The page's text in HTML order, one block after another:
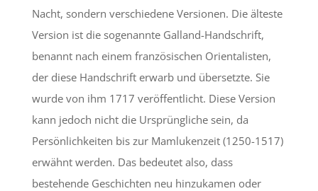
Nacht, sondern verschiedene Versionen. Die älteste
Version ist die sogenannte Galland-Handschrift,
benannt nach einem französischen Orientalisten,
der diese Handschrift erwarb und übersetzte. Sie
wurde von ihm 1717 veröffentlicht. Diese Version
kann jedoch nicht die Ursprüngliche sein, da
Persönlichkeiten bis zur Mamlukenzeit (1250-1517)
erwähnt werden. Das bedeutet also, dass
bestehende Geschichten neu hinzukamen oder